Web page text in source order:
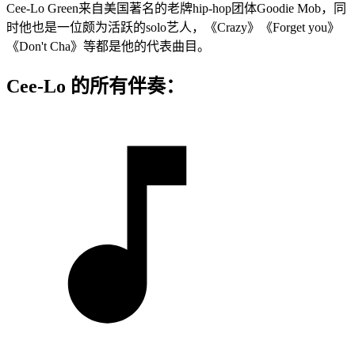
Cee-Lo Green来自美国著名的老牌hip-hop团体Goodie Mob，同
时他也是一位颇为活跃的solo艺人，《Crazy》《Forget you》
《Don't Cha》等都是他的代表曲目。
Cee-Lo 的所有伴奏：